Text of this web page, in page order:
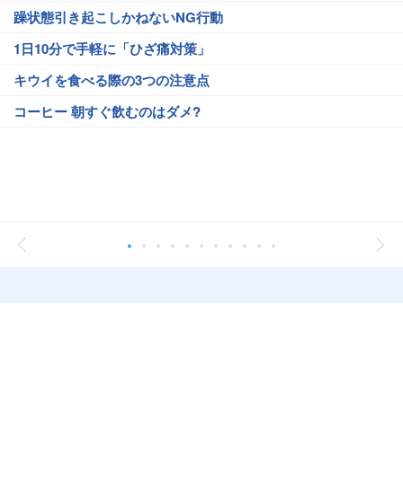
躁状態引き起こしかねないNG行動
1日10分で手軽に「ひざ痛対策」
キウイを食べる際の3つの注意点
コーヒー 朝すぐ飲むのはダメ?